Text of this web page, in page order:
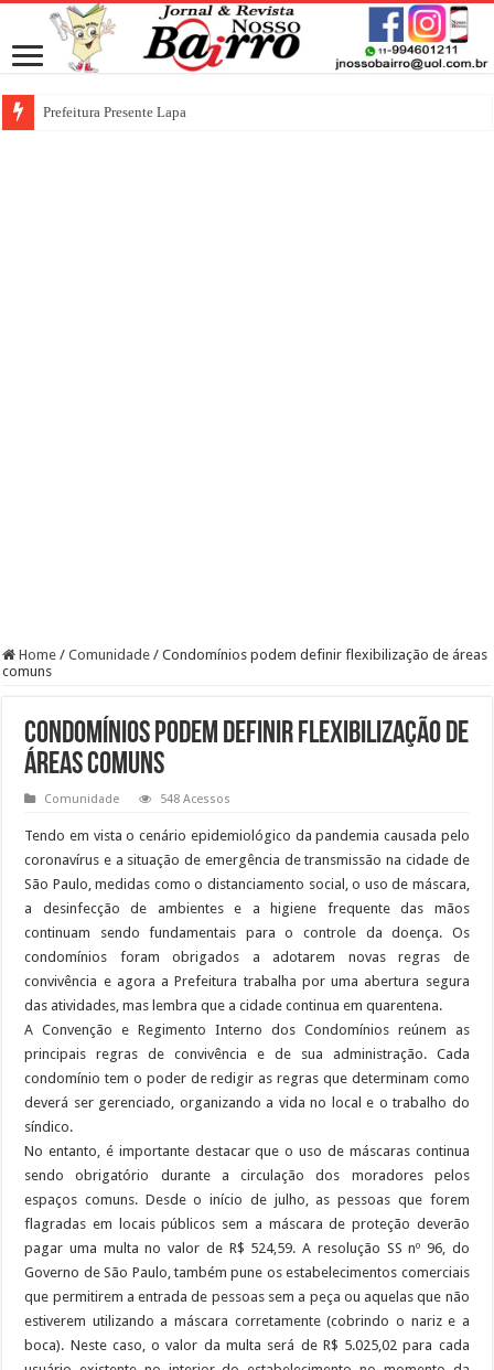
Prefeitura Presente Lapa
Home / Comunidade / Condomínios podem definir flexibilização de áreas
comuns
Condomínios podem definir flexibilização de
áreas comuns
Comunidade 548 Acessos
Tendo em vista o cenário epidemiológico da pandemia causada pelo
coronavírus e a situação de emergência de transmissão na cidade de
São Paulo, medidas como o distanciamento social, o uso de máscara,
a desinfecção de ambientes e a higiene frequente das mãos
continuam sendo fundamentais para o controle da doença. Os
condomínios foram obrigados a adotarem novas regras de
convivência e agora a Prefeitura trabalha por uma abertura segura
das atividades, mas lembra que a cidade continua em quarentena.
A Convenção e Regimento Interno dos Condomínios reúnem as
principais regras de convivência e de sua administração. Cada
condomínio tem o poder de redigir as regras que determinam como
deverá ser gerenciado, organizando a vida no local e o trabalho do
síndico.
No entanto, é importante destacar que o uso de máscaras continua
sendo obrigatório durante a circulação dos moradores pelos
espaços comuns. Desde o início de julho, as pessoas que forem
flagradas em locais públicos sem a máscara de proteção deverão
pagar uma multa no valor de R$ 524,59. A resolução SS nº 96, do
Governo de São Paulo, também pune os estabelecimentos comerciais
que permitirem a entrada de pessoas sem a peça ou aquelas que não
estiverem utilizando a máscara corretamente (cobrindo o nariz e a
boca). Neste caso, o valor da multa será de R$ 5.025,02 para cada